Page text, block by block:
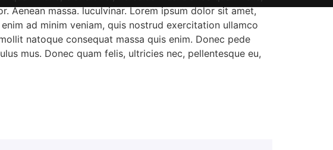
Aenean massa. luculvinar. Lorem ipsum dolor sit amet,
ad minim veniam, quis nostrud exercitation ullamco
natoque consequat massa quis enim. Donec pede
mus. Donec quam felis, ultricies nec, pellentesque eu,